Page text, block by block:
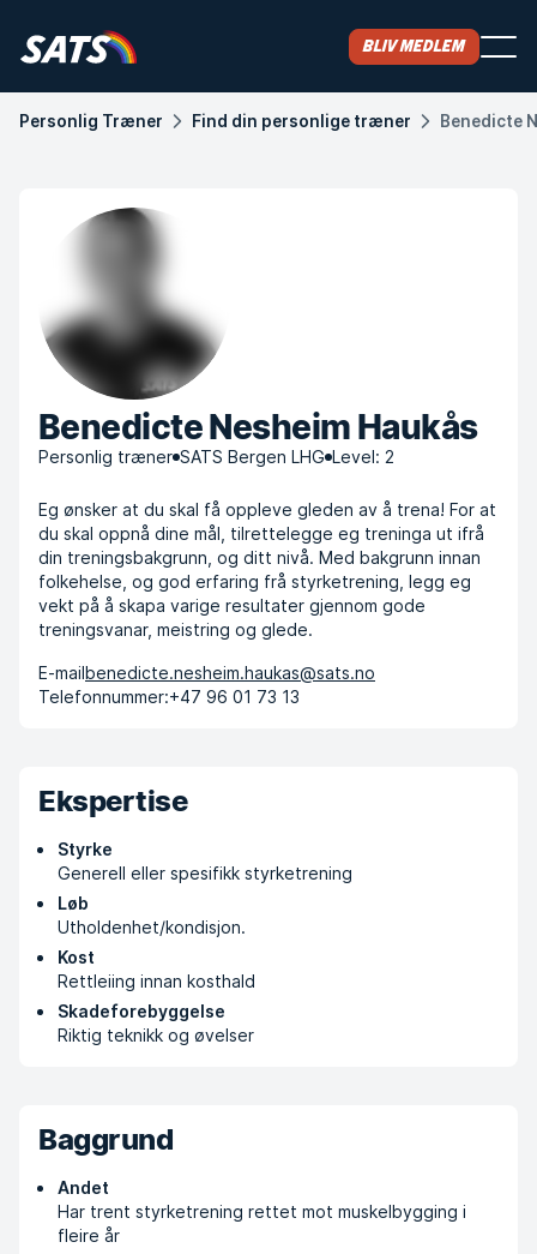
Bliv medlem
Personlig Træner Find din personlige træner Benedicte
Benedicte Nesheim Haukås
Personlig træner SATS Bergen LHG Level: 2
Eg ønsker at du skal få oppleve gleden av å trena! For at
du skal oppnå dine mål, tilrettelegge eg treninga ut ifrå
din treningsbakgrunn, og ditt nivå. Med bakgrunn innan
folkehelse, og god erfaring frå styrketrening, legg eg
vekt på å skapa varige resultater gjennom gode
treningsvanar, meistring og glede.
E-mailbenedicte.nesheim.haukas@sats.no
Telefonnummer:+47 96 01 73 13
Ekspertise
Styrke
Generell eller spesifikk styrketrening
Løb
Utholdenhet/kondisjon.
Kost
Rettleiing innan kosthald
Skadeforebyggelse
Riktig teknikk og øvelser
Baggrund
Andet
Har trent styrketrening rettet mot muskelbygging i
fleire år